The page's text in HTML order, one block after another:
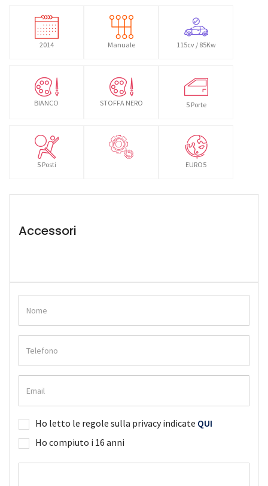
2014 Manuale 115cv / 85Kw
BIANCO STOFFA NERO 5 Porte
5 Posti EURO5
Accessori
Ho letto le regole sulla privacy indicate QUI
Ho compiuto i 16 anni